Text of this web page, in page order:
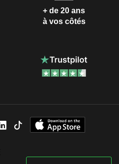
+ de 20 ans
à vos côtés